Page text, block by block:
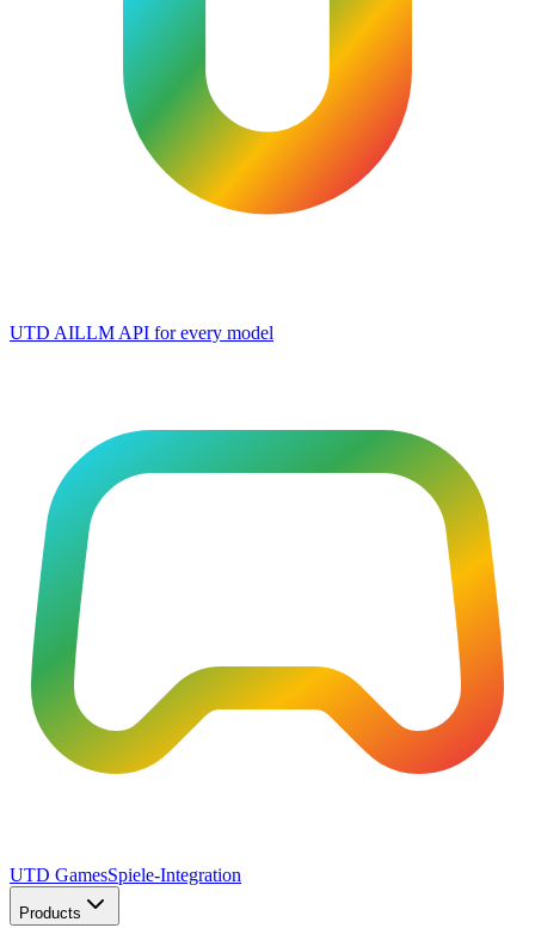
UTD AILLM API for every model
UTD GamesSpiele-Integration
Products